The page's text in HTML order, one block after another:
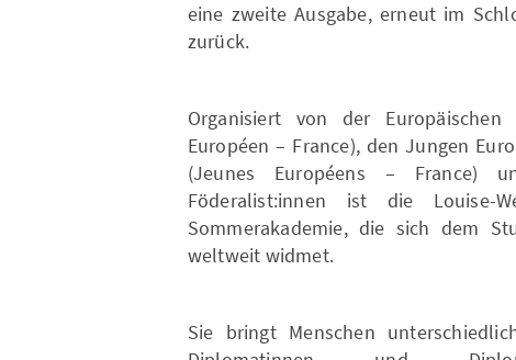
eine zweite Ausgabe, erneut im
zurück.
Organisiert von der Europäischen
Européen – France), den Jungen
(Jeunes Européens – France)
Föderalist:innen ist die Louise-
Sommerakademie, die sich dem
weltweit widmet.
Sie bringt Menschen